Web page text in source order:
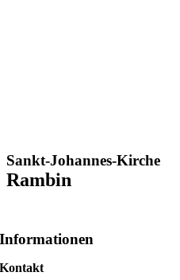
Sankt-Johannes-Kirche
Rambin
Informationen
Kontakt